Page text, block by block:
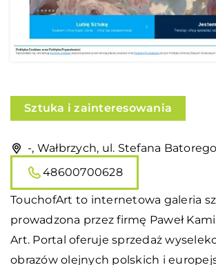
Sztuka i zainteresowania
-, Wałbrzych, ul. Stefana
48600700628
TouchofArt to internetowa galeria
prowadzona przez firmę Paweł
Art. Portal oferuje sprzedaż
obrazów olejnych polskich i